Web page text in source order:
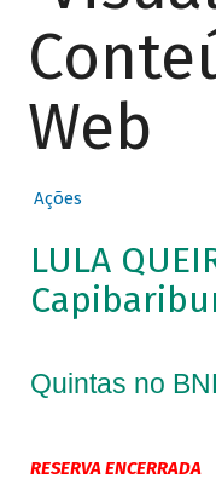
Web
Ações
LULA
Quintas no
RESERVA ENCERRADA